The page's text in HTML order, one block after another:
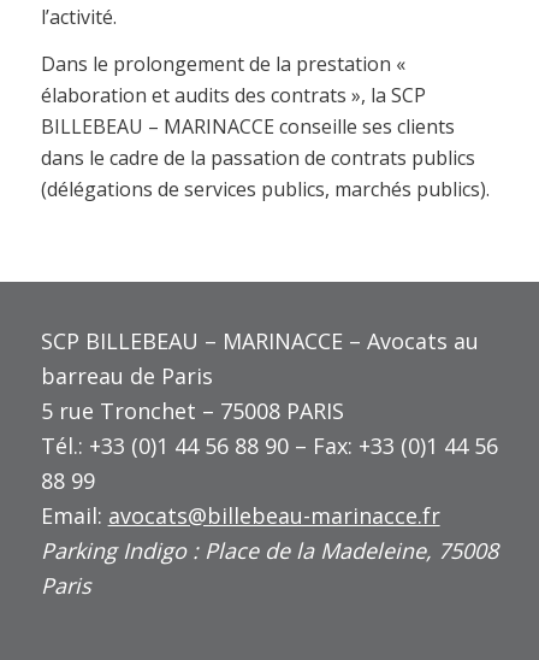
l’activité.
Dans le prolongement de la prestation «
élaboration et audits des contrats », la SCP
BILLEBEAU – MARINACCE conseille ses clients
dans le cadre de la passation de contrats publics
(délégations de services publics, marchés publics).
SCP BILLEBEAU – MARINACCE – Avocats au
barreau de Paris
5 rue Tronchet – 75008 PARIS
Tél.: +33 (0)1 44 56 88 90 – Fax: +33 (0)1 44 56
88 99
Email: avocats@billebeau-marinacce.fr
Parking Indigo : Place de la Madeleine, 75008
Paris